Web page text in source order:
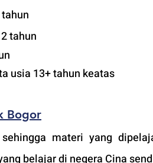
tahun
usia 13+ tahun keatas
Bogor
materi yang
belajar di negera Cina